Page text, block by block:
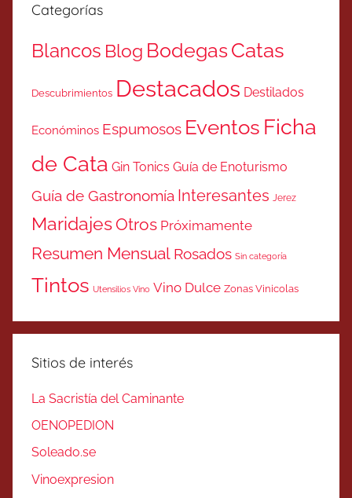
Categorías
Blancos Blog BodegasCatas
Descubrimientos Destacados Destilados
Económinos Espumosos Eventos Ficha
de Cata Gin Tonics Guía de Enoturismo
Guía de Gastronomía Interesantes Jerez
MaridajesOtros Próximamente
Resumen Mensual Rosados Sin categoría
Tintos Utensilios Vino Vino Dulce Zonas Vinicolas
Sitios de interés
La Sacristía del Caminante
OENOPEDION
Soleado.se
Vinoexpresion